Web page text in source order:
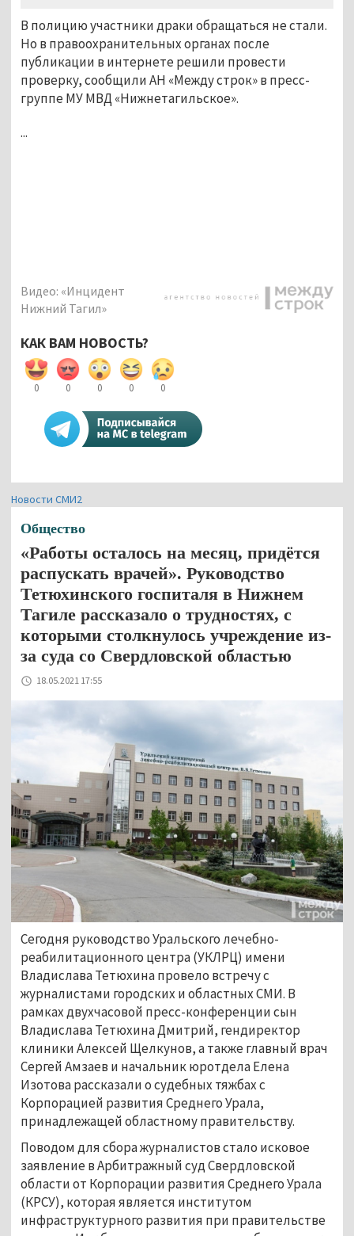
В полицию участники драки обращаться не стали.
Но в правоохранительных органах после
публикации в интернете решили провести
проверку, сообщили АН «Между строк» в пресс-
группе МУ МВД «Нижнетагильское».
...
Видео: «Инцидент
Нижний Тагил»
КАК ВАМ НОВОСТЬ?
0 0 0 0 0
Новости СМИ2
Общество
«Работы осталось на месяц, придётся
распускать врачей». Руководство
Тетюхинского госпиталя в Нижнем
Тагиле рассказало о трудностях, с
которыми столкнулось учреждение из-
за суда со Свердловской областью
18.05.2021 17:55
Сегодня руководство Уральского лечебно-
реабилитационного центра (УКЛРЦ) имени
Владислава Тетюхина провело встречу с
журналистами городских и областных СМИ. В
рамках двухчасовой пресс-конференции сын
Владислава Тетюхина Дмитрий, гендиректор
клиники Алексей Щелкунов, а также главный врач
Сергей Амзаев и начальник юротдела Елена
Изотова рассказали о судебных тяжбах с
Корпорацией развития Среднего Урала,
принадлежащей областному правительству.
Поводом для сбора журналистов стало исковое
заявление в Арбитражный суд Свердловской
области от Корпорации развития Среднего Урала
(КРСУ), которая является институтом
инфраструктурного развития при правительстве